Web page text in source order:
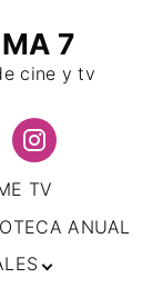
7
cine y tv
TV
ANUAL